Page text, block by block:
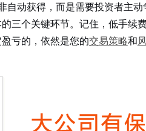
自动获得，而是需要投资者主
三个关键环节。记住，低手续
亏的，依然是您的交易策略和